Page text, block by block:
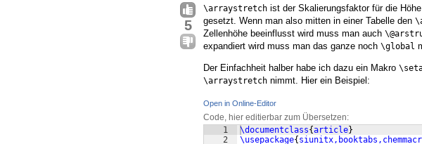
5
\arraystretch ist der Skalierungsfaktor für die
gesetzt. Wenn man also mitten in einer Tabelle den
Zellenhöhe beeinflusst wird muss man auch
expandiert wird muss man das ganze noch \global
Der Einfachheit halber habe ich dazu ein Makro
\arraystretch nimmt. Hier ein Beispiel:
Open in Online-Editor
Code, hier editierbar zum Übersetzen:
1
2
\documentclass{article}
\usepackage{